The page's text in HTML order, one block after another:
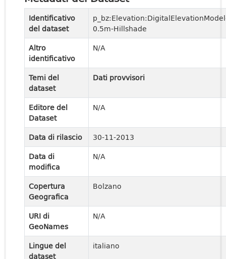
Identificativo
del dataset
0.5m-Hillshade
Altro
identificativo
N/A
Temi del
dataset
Dati provvisori
Editore del
Dataset
N/A
Data di rilascio
30-11-2013
Data di
modifica
N/A
Copertura
Geografica
Bolzano
URI di
GeoNames
N/A
Lingue del
dataset
italiano